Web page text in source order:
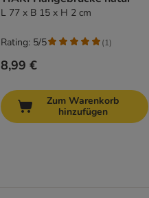
L 77 x B 15 x H 2 cm
8,99 €
Rating: 5/5 (1)
Zum Warenkorb
hinzufügen